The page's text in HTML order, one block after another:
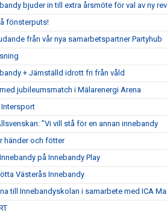
bjuder in till extra årsmöte för val av ny
fönsterputs!
från vår nya samarbetspartner Partyhub
+ Jämställd idrott fri från våld
jubileumsmatch i Mälarenergi Arena
”Vi vill stå för en annan innebandy
händer och fötter
på Innebandy Play
Västerås Innebandy
till Innebandyskolan i samarbete med ICA